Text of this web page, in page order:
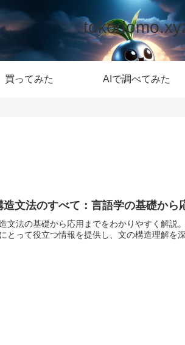
買ってみた AIで調べてみた
造文法のすべて：言語学の基礎から
文法の基礎から応用までをわかりやすく解説
とって役立つ情報を提供し、文の構造理解を深